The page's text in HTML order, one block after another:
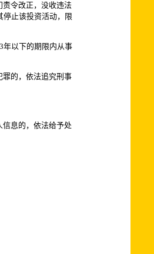
令改正，没收违法
停止该投资活动，限
年以下的期限内从事
的，依法追究刑事
息的，依法给予处